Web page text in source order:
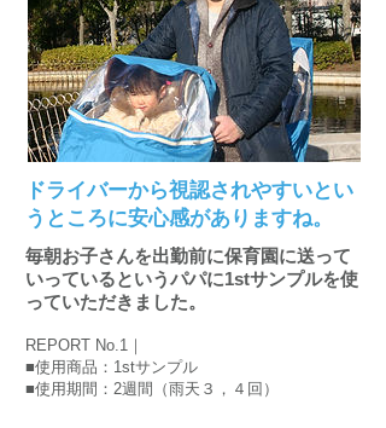
ドライバーから視認されやすいとい
うところに安心感がありますね。
毎朝お子さんを出勤前に保育園に送って
いっているというパパに1stサンプルを使
っていただきました。
REPORT No.1｜
■使用商品：1stサンプル
■使用期間：2週間（雨天３，４回）